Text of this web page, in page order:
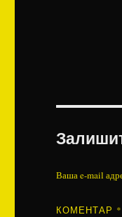
Ваша e-mail
КОМЕНТАР *